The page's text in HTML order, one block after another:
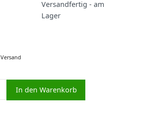
Versandfertig - am
Lager
Versand
In den Warenkorb